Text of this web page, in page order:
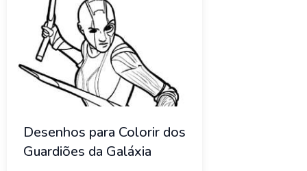
Desenhos para Colorir dos
Guardiões da Galáxia